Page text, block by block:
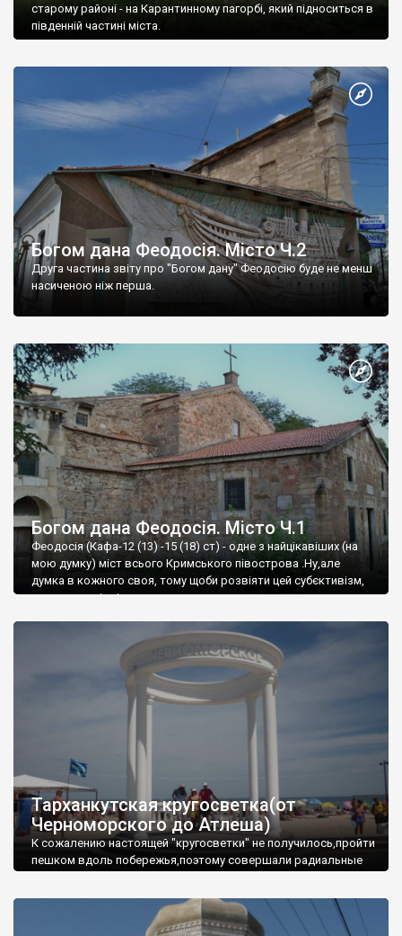
старому районі - на Карантинному пагорбі, який підноситься в
південній частині міста.
Богом дана Феодосія. Місто Ч.2
Друга частина звіту про "Богом дану" Феодосію буде не менш
насиченою ніж перша.
Богом дана Феодосія. Місто Ч.1
Феодосія (Кафа-12 (13) -15 (18) ст) - одне з найцікавіших (на
мою думку) міст всього Кримського півострова .Ну,але
думка в кожного своя, тому щоби розвіяти цей субєктивізм,
запрошую відвідати це
Тарханкутская кругосветка(от
Черноморского до Атлеша)
К сожалению настоящей "кругосветки" не получилось,пройти
пешком вдоль побережья,поэтому совершали радиальные